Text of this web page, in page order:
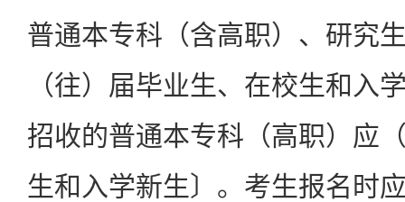
普通本专科（含高职）、研究
（往）届毕业生、在校生和入
招收的普通本专科（高职）应
生和入学新生〕。考生报名时